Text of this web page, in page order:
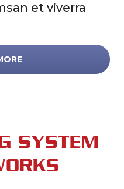
et viverra
SYSTEM